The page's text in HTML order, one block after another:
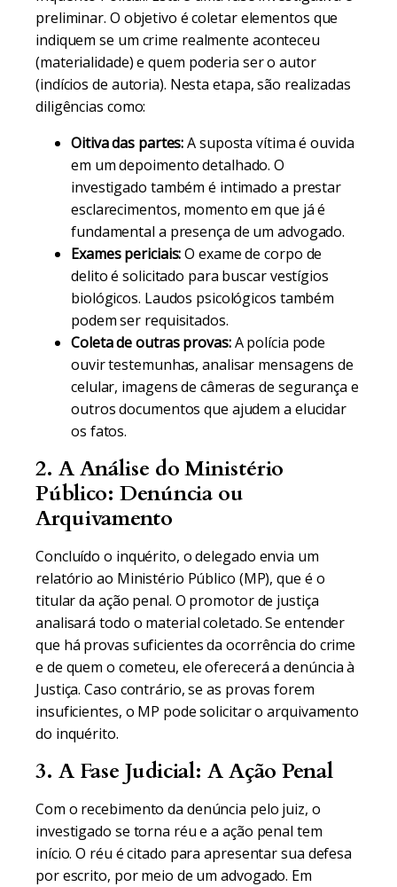
preliminar. O objetivo é coletar elementos que
indiquem se um crime realmente aconteceu
(materialidade) e quem poderia ser o autor
(indícios de autoria). Nesta etapa, são realizadas
diligências como:
Oitiva das partes:A suposta vítima é ouvida
em um depoimento detalhado. O
investigado também é intimado a prestar
esclarecimentos, momento em que já é
fundamental a presença de um advogado.
Exames periciais:O exame de corpo de
delito é solicitado para buscar vestígios
biológicos. Laudos psicológicos também
podem ser requisitados.
Coleta de outras provas:A polícia pode
ouvir testemunhas, analisar mensagens de
celular, imagens de câmeras de segurança e
outros documentos que ajudem a elucidar
os fatos.
2. A Análise do Ministério
Público: Denúncia ou
Arquivamento
Concluído o inquérito, o delegado envia um
relatório ao Ministério Público (MP), que é o
titular da ação penal. O promotor de justiça
analisará todo o material coletado. Se entender
que há provas suficientes da ocorrência do crime
e de quem o cometeu, ele oferecerá a denúncia à
Justiça. Caso contrário, se as provas forem
insuficientes, o MP pode solicitar o arquivamento
do inquérito.
3. A Fase Judicial: A Ação Penal
Com o recebimento da denúncia pelo juiz, o
investigado se torna réu e a ação penal tem
início. O réu é citado para apresentar sua defesa
por escrito, por meio de um advogado. Em